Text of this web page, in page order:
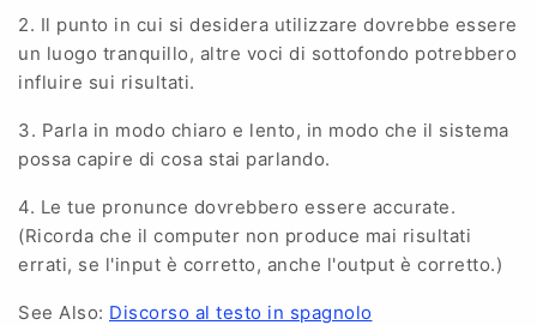
2. Il punto in cui si desidera utilizzare dovrebbe essere
un luogo tranquillo, altre voci di sottofondo potrebbero
influire sui risultati.
3. Parla in modo chiaro e lento, in modo che il sistema
possa capire di cosa stai parlando.
4. Le tue pronunce dovrebbero essere accurate.
(Ricorda che il computer non produce mai risultati
errati, se l'input è corretto, anche l'output è corretto.)
See Also: Discorso al testo in spagnolo